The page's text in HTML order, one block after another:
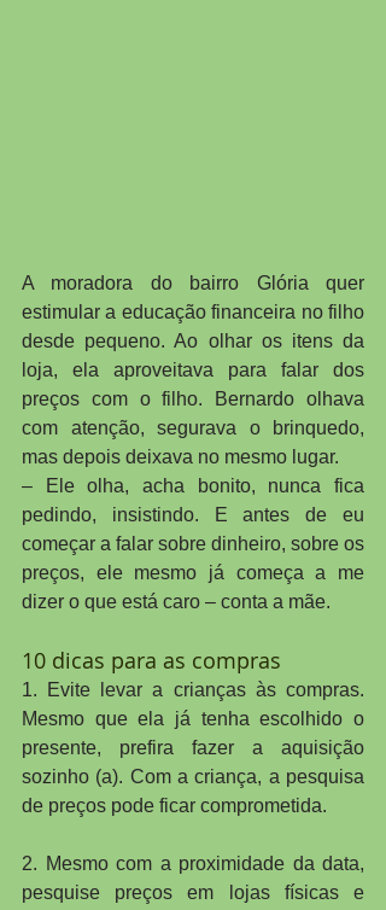
A moradora do bairro Glória quer
estimular a educação financeira no filho
desde pequeno. Ao olhar os itens da
loja, ela aproveitava para falar dos
preços com o filho. Bernardo olhava
com atenção, segurava o brinquedo,
mas depois deixava no mesmo lugar.
– Ele olha, acha bonito, nunca fica
pedindo, insistindo. E antes de eu
começar a falar sobre dinheiro, sobre os
preços, ele mesmo já começa a me
dizer o que está caro – conta a mãe.
10 dicas para as compras
1. Evite levar a crianças às compras.
Mesmo que ela já tenha escolhido o
presente, prefira fazer a aquisição
sozinho (a). Com a criança, a pesquisa
de preços pode ficar comprometida.
2. Mesmo com a proximidade da data,
pesquise preços em lojas físicas e